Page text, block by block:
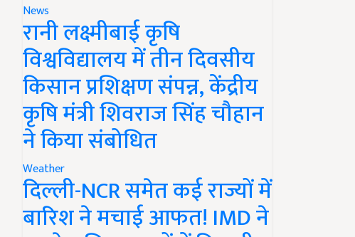
News
रानी लक्ष्मीबाई कृषि
विश्वविद्यालय में तीन दिवसीय
किसान प्रशिक्षण संपन्न, केंद्रीय
कृषि मंत्री शिवराज सिंह चौहान
ने किया संबोधित
Weather
दिल्ली-NCR समेत कई राज्यों में
बारिश ने मचाई आफत! IMD ने